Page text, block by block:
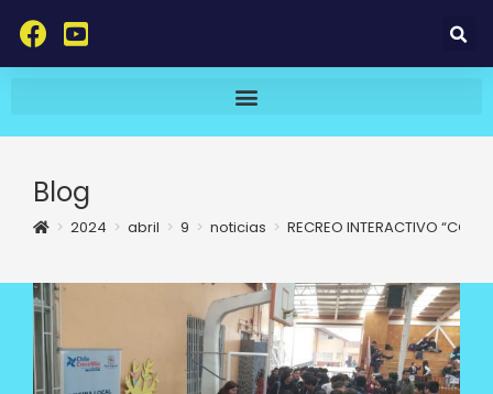
Blog
> 2024 > abril > 9 > noticias > RECREO INTERACTIVO